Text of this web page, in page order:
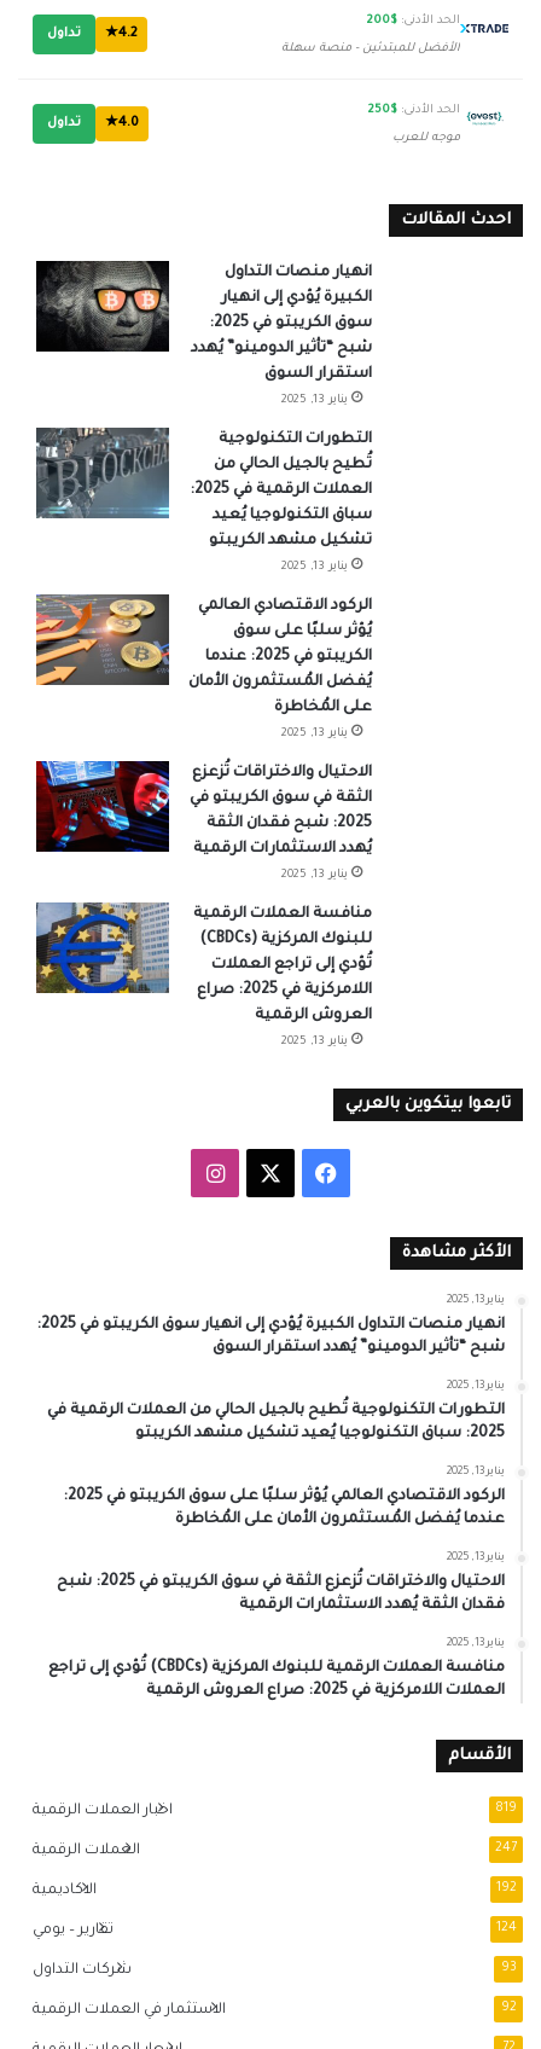
الحد الأدنى: $200
الأفضل للمبتدئين - منصة سهلة
4.2★ تداول
الحد الأدنى: $250
موجه للعرب
4.0★ تداول
احدث المقالات
انهيار منصات التداول
الكبيرة يُؤدي إلى انهيار
سوق الكريبتو في 2025:
شبح “تأثير الدومينو” يُهدد
استقرار السوق
يناير 13, 2025
التطورات التكنولوجية
تُطيح بالجيل الحالي من
العملات الرقمية في 2025:
سباق التكنولوجيا يُعيد
تشكيل مشهد الكريبتو
يناير 13, 2025
الركود الاقتصادي العالمي
يُؤثر سلبًا على سوق
الكريبتو في 2025: عندما
يُفضل المُستثمرون الأمان
على المُخاطرة
يناير 13, 2025
الاحتيال والاختراقات تُزعزع
الثقة في سوق الكريبتو في
2025: شبح فقدان الثقة
يُهدد الاستثمارات الرقمية
يناير 13, 2025
منافسة العملات الرقمية
للبنوك المركزية (CBDCs)
تُؤدي إلى تراجع العملات
اللامركزية في 2025: صراع
العروش الرقمية
يناير 13, 2025
تابعوا بيتكوين بالعربي
فيسبوك انستقرام
الأكثر مشاهدة
يناير 13, 2025
انهيار منصات التداول الكبيرة يُؤدي إلى انهيار سوق الكريبتو في 2025:
شبح “تأثير الدومينو” يُهدد استقرار السوق
يناير 13, 2025
التطورات التكنولوجية تُطيح بالجيل الحالي من العملات الرقمية في
2025: سباق التكنولوجيا يُعيد تشكيل مشهد الكريبتو
يناير 13, 2025
الركود الاقتصادي العالمي يُؤثر سلبًا على سوق الكريبتو في 2025:
عندما يُفضل المُستثمرون الأمان على المُخاطرة
يناير 13, 2025
الاحتيال والاختراقات تُزعزع الثقة في سوق الكريبتو في 2025: شبح
فقدان الثقة يُهدد الاستثمارات الرقمية
يناير 13, 2025
منافسة العملات الرقمية للبنوك المركزية (CBDCs) تُؤدي إلى تراجع
العملات اللامركزية في 2025: صراع العروش الرقمية
الأقسام
اخبار العملات الرقمية 819
العملات الرقمية 247
الاكاديمية 192
تقارير – يومي 124
شركات التداول 93
الاستثمار في العملات الرقمية 92